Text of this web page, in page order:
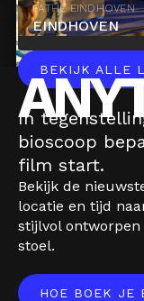
PATHÉ EINDHOVEN
EINDHOVEN
BEKIJK ALLE
In
bioscoop
film start.
Bekijk de
locatie en tijd
stijlvol
stoel.
HOE BOEK JE